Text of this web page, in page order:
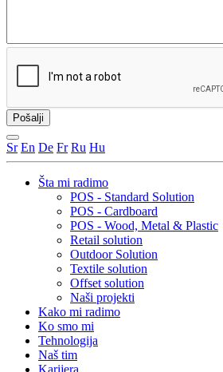
Sr En De Fr Ru Hu
Šta mi radimo
POS - Standard Solution
POS - Cardboard
POS - Wood, Metal & Plastic
Retail solution
Outdoor Solution
Textile solution
Offset solution
Naši projekti
Kako mi radimo
Ko smo mi
Tehnologija
Naš tim
Karijera